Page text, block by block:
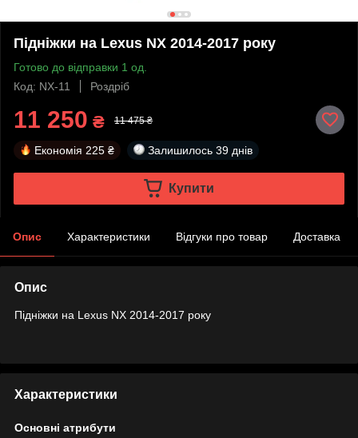
Підніжки на Lexus NX 2014-2017 року
Готово до відправки 1 од.
Код: NX-11
Роздріб
11 250 ₴ 11 475 ₴
Економія 225 ₴ Залишилось 39 днів
Купити
Опис Характеристики Відгуки про товар Доставка
Опис
Підніжки на Lexus NX 2014-2017 року
Характеристики
Основні атрибути